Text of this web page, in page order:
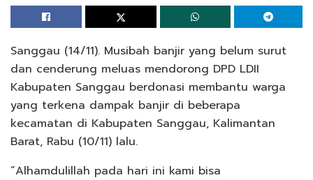
Sanggau (14/11). Musibah banjir yang belum surut
dan cenderung meluas mendorong DPD LDII
Kabupaten Sanggau berdonasi membantu warga
yang terkena dampak banjir di beberapa
kecamatan di Kabupaten Sanggau, Kalimantan
Barat, Rabu (10/11) lalu.
“Alhamdulillah pada hari ini kami bisa